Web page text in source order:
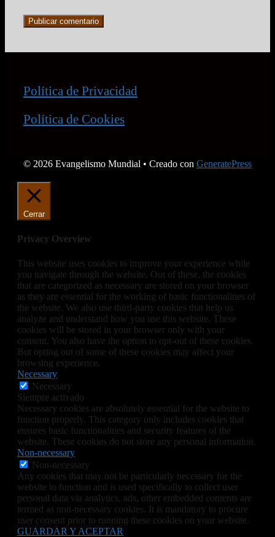
Política de Privacidad
Política de Cookies
© 2026 Evangelismo Mundial • Creado con GeneratePress
Cerrar
Privacy Overview
This website uses cookies to improve your experience while
you navigate through the website. Out of these, the cookies
that are categorized as necessary are stored on your browser
as they are essential for the working of basic functionalities of
the website. We also use third-party cookies that help us
analyze and understand how you use this website. These
cookies will be stored in your browser only with your
consent. You also have the option to opt-out of these cookies.
But opting out of some of these cookies may affect your
browsing experience.
Necessary
Necessary
Siempre activado
Necessary cookies are absolutely essential for the website to
function properly. This category only includes cookies that
ensures basic functionalities and security features of the
website. These cookies do not store any personal information.
Non-necessary
Non-necessary
Any cookies that may not be particularly necessary for the
website to function and is used specifically to collect user
personal data via analytics, ads, other embedded contents are
termed as non-necessary cookies. It is mandatory to procure
user consent prior to running these cookies on your website.
GUARDAR Y ACEPTAR